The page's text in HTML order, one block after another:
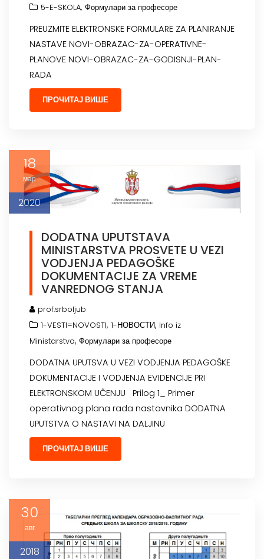
5-E-SKOLA, Формулари за професоре
PREUZMITE ELEKTRONSKE FORMULARE ZA PLANIRANJE
NASTAVE NOVI-OBRAZAC-ZA-OPERATIVNE-
PLANOVE NOVI-OBRAZAC-ZA-GODISNJI-PLAN-
RADA
ПРОЧИТАЈ ВИШЕ
18
мар
2020
DODATNA UPUTSTAVA
MINISTARSTVA PROSVETE U VEZI
VODJENJA PEDAGOŠKE
DOKUMENTACIJE ZA VREME
VANREDNOG STANJA
prof.srboljub
1-VESTI=NOVOSTI, 1-НОВОСТИ, Info iz
Ministarstva, Формулари за професоре
DODATNA UPUTSVA U VEZI VODJENJA PEDAGOŠKE
DOKUMENTACIJE I VODJENJA EVIDENCIJE PRI
ELEKTRONSKOM UČENJU Prilog 1_ Primer
operativnog plana rada nastavnika DODATNA
UPUTSTVA O NASTAVI NA DALJINU
ПРОЧИТАЈ ВИШЕ
30
авг
2018